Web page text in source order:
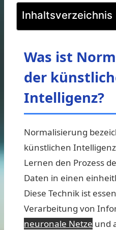
Inhaltsverzeichnis
Was ist
der
Intelligenz?
Normalisierung
künstlichen
Lernen den Prozess
Daten in einen
Diese Technik ist
Verarbeitung von
neuronale Netze und